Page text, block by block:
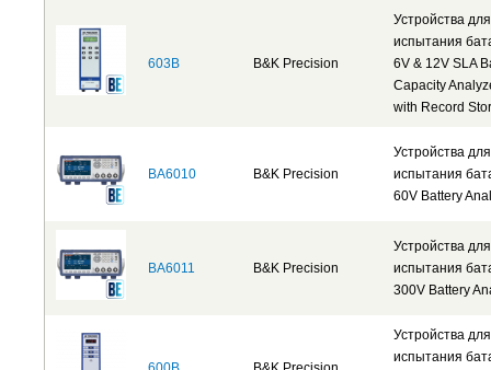
603B B&K Precision
Устройства для
испытания
6V & 12V SLA
Capacity
with Record
BA6010 B&K Precision
Устройства для
испытания
60V Battery
BA6011 B&K Precision
Устройства для
испытания
300V Battery
Устройства для
испытания